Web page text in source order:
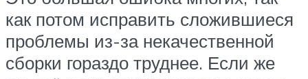
как потом исправить сложившиеся
проблемы из-за некачественной
сборки гораздо труднее. Если же